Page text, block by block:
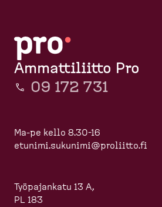
Ammattiliitto Pro
09 172 731
Ma-pe kello 8.30-16
etunimi.sukunimi@proliitto.fi
Työpajankatu 13 A,
PL 183